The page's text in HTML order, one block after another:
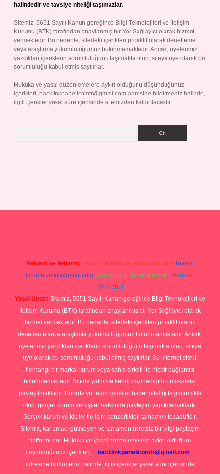
halindedir ve tavsiye niteliği taşımazlar.
Sitemiz, 5651 Sayılı Kanun gereğince Bilgi Teknolojileri ve İletişim
Kurumu (BTK) tarafından onaylanmış bir Yer Sağlayıcı olarak hizmet
vermektedir. Bu nedenle, sitedeki içerikleri proaktif olarak denetleme
veya araştırma yükümlülüğümüz bulunmamaktadır. Ancak, üyelerimiz
yazdıkları içeriklerin sorumluluğunu taşımakta olup, siteye üye olarak bu
sorumluluğu kabul etmiş sayılırlar.
Hukuka ve yasal düzenlemelere aykırı olduğunu düşündüğünüz
içerikleri, backlinkpanelicomtr@gmail.com adresine bildirmeniz halinde,
ilgili içerikler yasal süre içerisinde sitemizden kaldırılacaktır.
Reklam ve İletişim: E-mail: backlinkpaneli@gmail.com Teams:
forumhizmeti@gmail.com Whatsapp: 0262 606 0 726 Telegram:
@karabul
Yasal Uyarı: Sitemiz, 5651 Sayılı Kanun gereğince Bilgi Teknolojileri ve
İletişim Kurumu (BTK) tarafından onaylanmış bir Yer Sağlayıcı olarak
hizmet vermektedir. Bu nedenle, sitedeki içerikleri proaktif olarak
denetleme veya araştırma yükümlülüğümüz bulunmamaktadır. Ancak,
üyelerimiz yazdıkları içeriklerin sorumluluğunu taşımakta olup, siteye
üye olarak bu sorumluluğu kabul etmiş sayılırlar. Bu internet sitesi,
herhangi bir marka, kurum veya şahıs şirketi ile hiçbir bağlantısı
bulunmamaktadır. Sitede yalnızca kendi hazırladığımız makaleler
paylaşılmaktadır. Burada yer alan içerikler haber niteliği taşımamakta
olup, gerçek kurum ve kişiler hakkında paylaşım yapılmamaktadır.
Gerçek kurum ve kişiler ile isim benzerlikleri tamamen tesadüfidir.
Sitemiz, kar amacı gütmeyen ve tamamen ücretsiz bir bilgi paylaşım
platformudur. Hukuka ve yasal düzenlemelere aykırı olduğunu
düşündüğünüz içerikleri,
backlinkpanelicomtr@gmail.com
adresine bildirmeniz halinde, ilgili içerikler yasal süre içerisinde